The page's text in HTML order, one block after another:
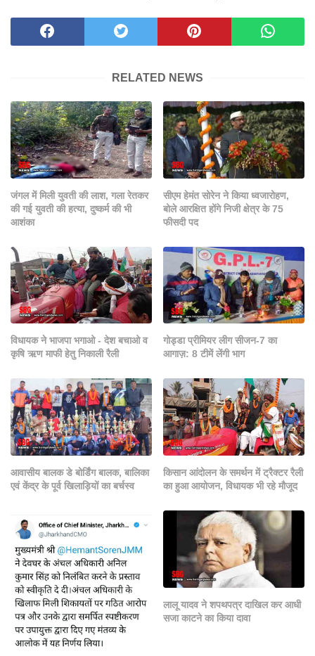
RELATED NEWS
जंगल में मिली युवती की लाश, गला रेतकर
की गई युवती की हत्या, दुष्कर्म की भी
आशंका
सीएम हेमंत सोरेन ने किया ध्‍वजारोहण,
बोले आरक्षित होंगे निजी क्षेत्र के 75
फीसदी पद
विधायक ने भाजपा भगाओ - देश बचाओ व
कृषि ऋण माफी हेतु निकाली रैली
गोड्डा प्रीमियर लीग सीजन-7 का
आगाज़: 8 टीमें लेंगी भाग
आवासीय बालक डे बोर्डिंग बालक, बालिका
एवं केंद्र के पूर्व खिलाड़ियों का बर्चस्व
किसान आंदोलन के समर्थन में ट्रैक्टर रैली
का हुआ आयोजन, विधायक भी रहे मौजूद
लालू यादव ने शपथपत्र दाखिल कर आधी
सजा काटने का किया दावा